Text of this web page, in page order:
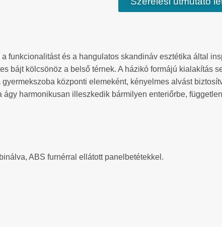
funkcionalitást és a hangulatos skandináv esztétika által
bájt kölcsönöz a belső térnek. A házikó formájú kialakítás
központi elemeként, kényelmes alvást
harmonikusan illeszkedik bármilyen enteriőrbe,
ABS furnérral ellátott panelbetétekkel.